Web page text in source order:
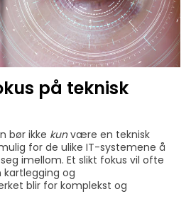
på teknisk
bør ikke kunvære en teknisk
for de ulike IT-systemene å
imellom. Et slikt fokus vil ofte
og
blir for komplekst og